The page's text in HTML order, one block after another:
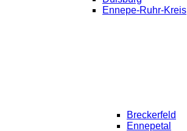
Ennepe-Ruhr-Kreis
Breckerfeld
Ennepetal